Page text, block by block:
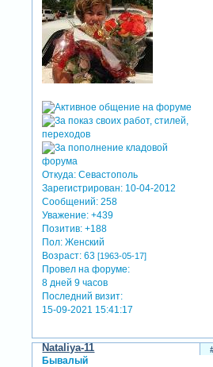
Откуда: Севастополь
Зарегистрирован: 10-04-2012
Сообщений: 258
Уважение: +439
Позитив: +188
Пол: Женский
Возраст: 63[1963-05-17]
Провел на форуме:
8 дней 9 часов
Последний визит:
15-09-2021 15:41:17
Nataliya-11
Бывалый